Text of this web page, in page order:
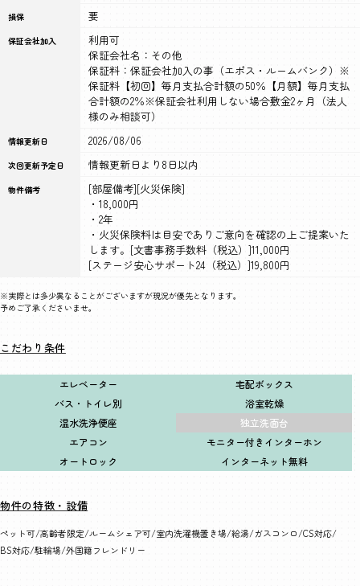
※実際とは多少異なることがございますが現況が優先となります。
予めご了承くださいませ。
損保 要
保証会社加入
利用可
保証会社名：その他
保証料：保証会社加入の事（エポス・ルームバンク）※
保証料【初回】毎月支払合計額の50％【月額】毎月支払
合計額の2％※保証会社利用しない場合敷金2ヶ月（法人
様のみ相談可）
情報更新日 2026/08/06
次回更新予定日 情報更新日より8日以内
物件備考
[部屋備考][火災保険]
・18,000円
・2年
・火災保険料は目安でありご意向を確認の上ご提案いた
します。[文書事務手数料（税込）]11,000円
[ステージ安心サポート24（税込）]19,800円
こだわり条件
エレベーター
宅配ボックス
バス・トイレ別
浴室乾燥
温水洗浄便座
独立洗面台
エアコン
モニター付きインターホン
オートロック
インターネット無料
物件の特徴・設備
ペット可 高齢者限定 ルームシェア可 室内洗濯機置き場 給湯 ガスコンロ CS対応
BS対応 駐輪場 外国籍フレンドリー